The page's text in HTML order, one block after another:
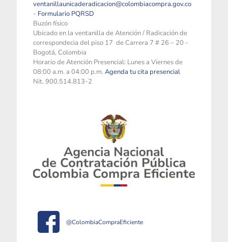
ventanillaunicaderadicacion@colombiacompra.gov.co
- Formulario PQRSD
Buzón físico
Ubicado en la ventanilla de Atención / Radicación de
correspondecia del piso 17 de Carrera 7 # 26 – 20 -
Bogotá, Colombia
Horario de Atención Presencial: Lunes a Viernes de
08:00 a.m. a 04:00 p.m. Agenda tu cita presencial
Nit. 900.514.813-2
@ColombiaCompraEficiente